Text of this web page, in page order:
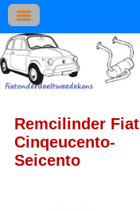
Remcilinder Fiat
Cinqeucento-
Seicento